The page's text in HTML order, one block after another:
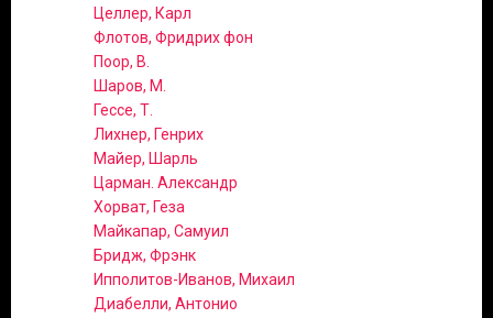
Целлер, Карл
Флотов, Фридрих фон
Поор, В.
Шаров, М.
Гессе, Т.
Лихнер, Генрих
Майер, Шарль
Царман. Александр
Хорват, Геза
Майкапар, Самуил
Бридж, Фрэнк
Ипполитов-Иванов, Михаил
Диабелли, Антонио